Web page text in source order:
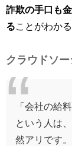
詐欺の手口も
る ことがわかる
クラウドソ
「会社の給
という人は
然アリです